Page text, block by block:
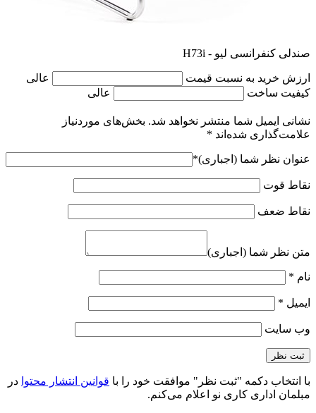
صندلی کنفرانسی لیو - H73i
ارزش خرید به نسبت قیمت
عالی
کیفیت ساخت
عالی
نشانی ایمیل شما منتشر نخواهد شد. بخش‌های موردنیاز
علامت‌گذاری شده‌اند *
عنوان نظر شما (اجباری)*
نقاط قوت
نقاط ضعف
متن نظر شما (اجباری)
نام *
ایمیل *
وب‌ سایت
با انتخاب دکمه "ثبت نظر" موافقت خود را با قوانین انتشار محتوا در
مبلمان اداری کاری نو اعلام می‌کنم.